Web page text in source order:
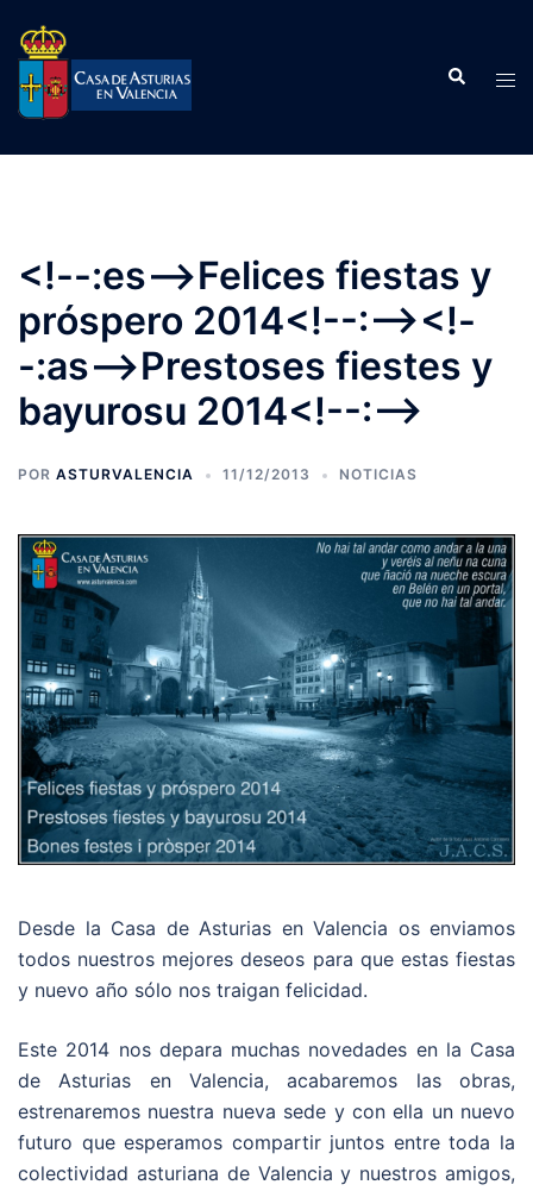
contenido
Buscar
<!--:es-->Felices fiestas y
próspero 2014<!--:--><!-
-:as-->Prestoses fiestes y
bayurosu 2014<!--:-->
POR ASTURVALENCIA 11/12/2013 NOTICIAS
Desde la Casa de Asturias en Valencia os enviamos
todos nuestros mejores deseos para que estas fiestas
y nuevo año sólo nos traigan felicidad.
Este 2014 nos depara muchas novedades en la Casa
de Asturias en Valencia, acabaremos las obras,
estrenaremos nuestra nueva sede y con ella un nuevo
futuro que esperamos compartir juntos entre toda la
colectividad asturiana de Valencia y nuestros amigos,